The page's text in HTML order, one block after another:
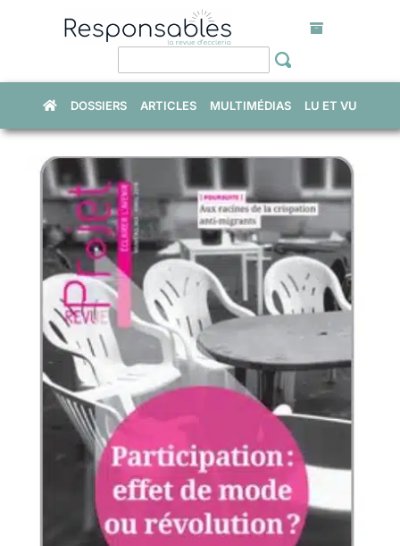
DOSSIERS ARTICLES MULTIMÉDIAS LU ET VU